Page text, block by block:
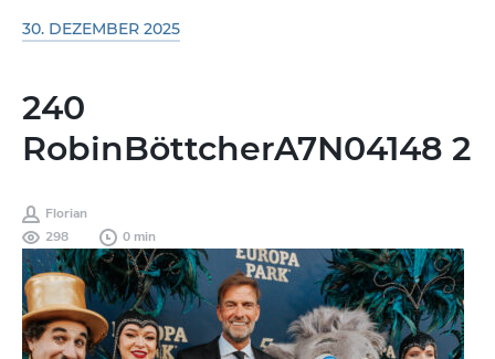
30. DEZEMBER 2025
240
RobinBöttcherA7N04148 2
Florian
298
0 min